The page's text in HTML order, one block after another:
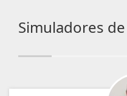
Simuladores de